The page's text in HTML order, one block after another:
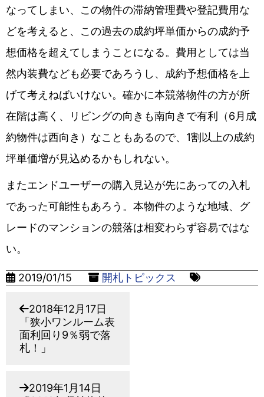
なってしまい、この物件の滞納管理費や登記費用な
どを考えると、この過去の成約坪単価からの成約予
想価格を超えてしまうことになる。費用としては当
然内装費なども必要であろうし、成約予想価格を上
げて考えねばいけない。確かに本競落物件の方が所
在階は高く、リビングの向きも南向きで有利（6月成
約物件は西向き）なこともあるので、1割以上の成約
坪単価増が見込めるかもしれない。
またエンドユーザーの購入見込が先にあっての入札
であった可能性もあろう。本物件のような地域、グ
レードのマンションの競落は相変わらず容易ではな
い。
2019/01/15 開札トピックス
2018年12月17日
「狭小ワンルーム表
面利回り9％弱で落
札！」
2019年1月14日